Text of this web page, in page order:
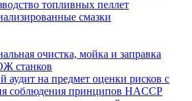
топливных пеллет
смазки
очистка, мойка и заправка
станков
аудит на предмет оценки рисков с
соблюдения принципов HACCP